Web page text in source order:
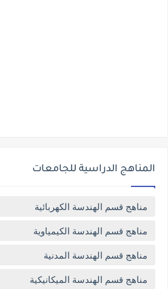
المناهج الدراسية للجامعات
مناهج قسم الهندسة الكهربائية
مناهج قسم الهندسة الكيمياوية
مناهج قسم الهندسة المدنية
مناهج قسم الهندسة الميكانيكية